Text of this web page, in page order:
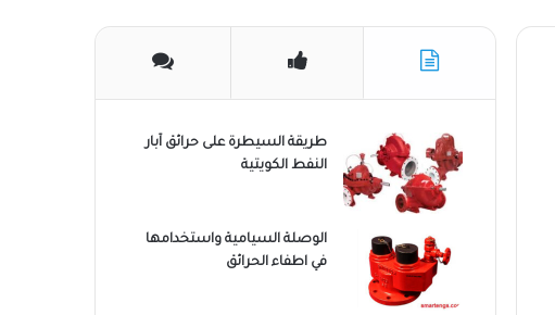
طريقة السيطرة على حرائق آبار
النفط الكويتية
الوصلة السيامية واستخدامها
في اطفاء الحرائق